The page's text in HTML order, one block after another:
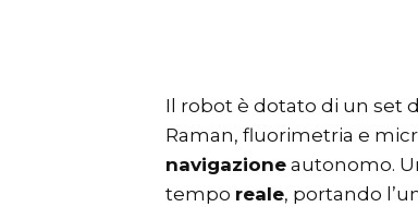
Il robot è dotato di un set
Raman, fluorimetria e
navigazione autonomo.
tempo reale, portando